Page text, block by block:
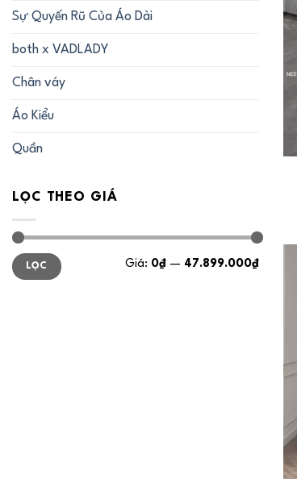
Sự Quyến Rũ Của Áo Dài
both x VADLADY
Chân váy
Áo Kiểu
Quần
LỌC THEO GIÁ
Giá
tối
thiểu
Giá
tối
đa
LỌC Giá: 0₫ — 47.899.000₫